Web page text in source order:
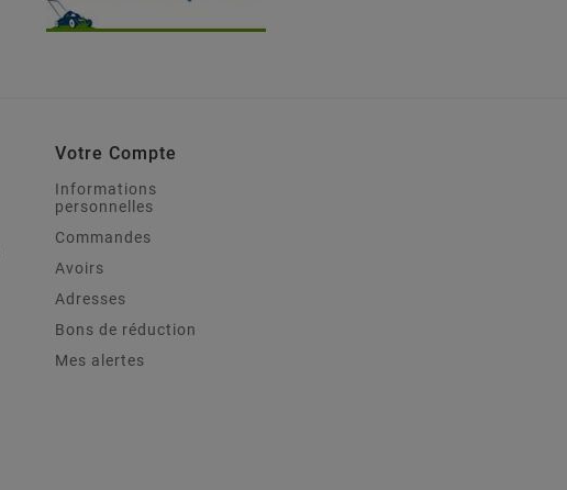
Votre Compte
Informations
personnelles
Commandes
Avoirs
Adresses
Bons de réduction
Mes alertes